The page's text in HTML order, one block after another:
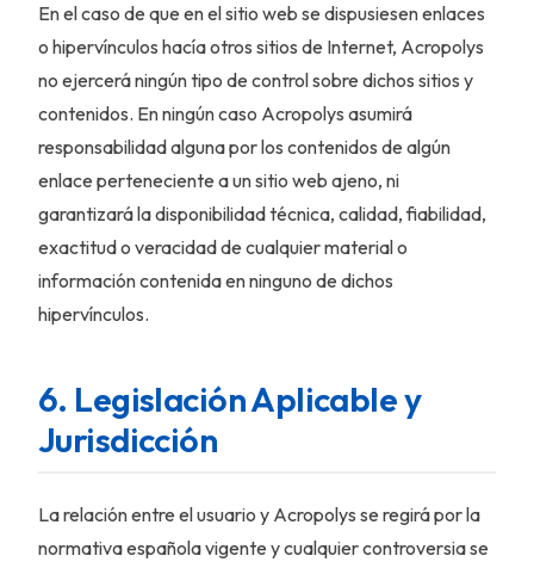
En el caso de que en el sitio web se dispusiesen enlaces
o hipervínculos hacía otros sitios de Internet, Acropolys
no ejercerá ningún tipo de control sobre dichos sitios y
contenidos. En ningún caso Acropolys asumirá
responsabilidad alguna por los contenidos de algún
enlace perteneciente a un sitio web ajeno, ni
garantizará la disponibilidad técnica, calidad, fiabilidad,
exactitud o veracidad de cualquier material o
información contenida en ninguno de dichos
hipervínculos.
6. Legislación Aplicable y
Jurisdicción
La relación entre el usuario y Acropolys se regirá por la
normativa española vigente y cualquier controversia se